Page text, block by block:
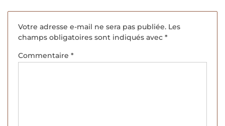
Votre adresse e-mail ne sera pas publiée. Les
champs obligatoires sont indiqués avec *
Commentaire *